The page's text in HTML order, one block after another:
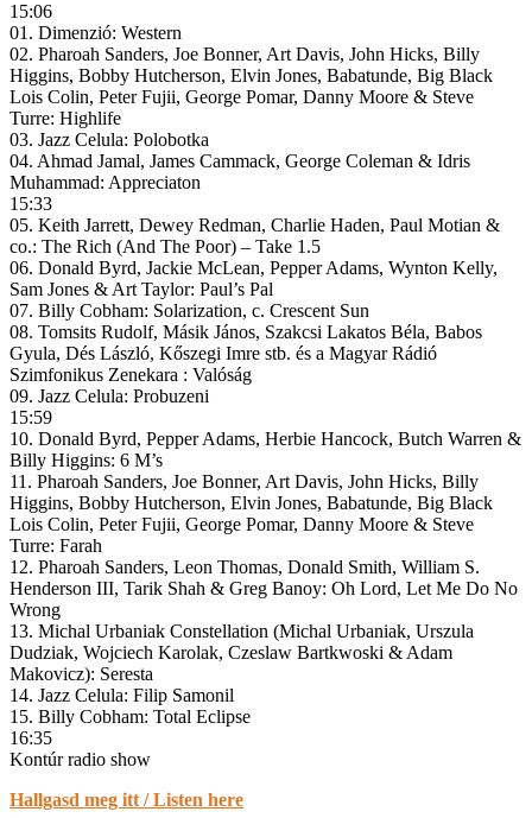
15:06
01. Dimenzió: Western
02. Pharoah Sanders, Joe Bonner, Art Davis, John Hicks, Billy
Higgins, Bobby Hutcherson, Elvin Jones, Babatunde, Big Black
Lois Colin, Peter Fujii, George Pomar, Danny Moore & Steve
Turre: Highlife
03. Jazz Celula: Polobotka
04. Ahmad Jamal, James Cammack, George Coleman & Idris
Muhammad: Appreciaton
15:33
05. Keith Jarrett, Dewey Redman, Charlie Haden, Paul Motian &
co.: The Rich (And The Poor) – Take 1.5
06. Donald Byrd, Jackie McLean, Pepper Adams, Wynton Kelly,
Sam Jones & Art Taylor: Paul’s Pal
07. Billy Cobham: Solarization, c. Crescent Sun
08. Tomsits Rudolf, Másik János, Szakcsi Lakatos Béla, Babos
Gyula, Dés László, Kőszegi Imre stb. és a Magyar Rádió
Szimfonikus Zenekara : Valóság
09. Jazz Celula: Probuzeni
15:59
10. Donald Byrd, Pepper Adams, Herbie Hancock, Butch Warren &
Billy Higgins: 6 M’s
11. Pharoah Sanders, Joe Bonner, Art Davis, John Hicks, Billy
Higgins, Bobby Hutcherson, Elvin Jones, Babatunde, Big Black
Lois Colin, Peter Fujii, George Pomar, Danny Moore & Steve
Turre: Farah
12. Pharoah Sanders, Leon Thomas, Donald Smith, William S.
Henderson III, Tarik Shah & Greg Banoy: Oh Lord, Let Me Do No
Wrong
13. Michal Urbaniak Constellation (Michal Urbaniak, Urszula
Dudziak, Wojciech Karolak, Czeslaw Bartkwoski & Adam
Makovicz): Seresta
14. Jazz Celula: Filip Samonil
15. Billy Cobham: Total Eclipse
16:35
Kontúr radio show
Hallgasd meg itt / Listen here